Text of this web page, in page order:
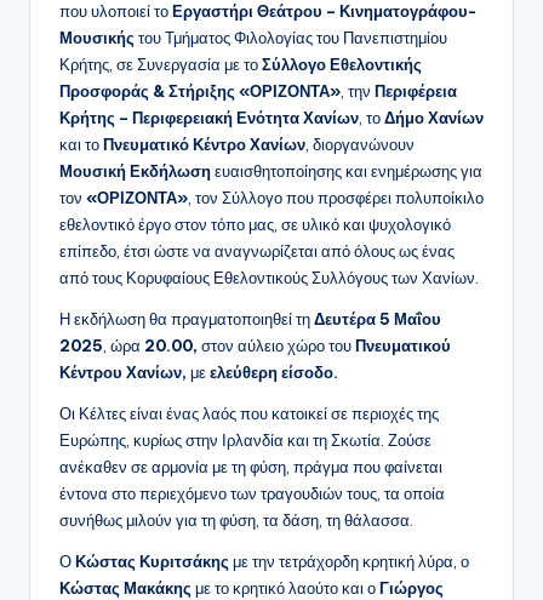
που υλοποιεί τοΕργαστήρι Θεάτρου – Κινηματογράφου-
Μουσικής του Τμήματος Φιλολογίας του Πανεπιστημίου
Κρήτης, σε Συνεργασία με τοΣύλλογο Εθελοντικής
Προσφοράς & Στήριξης «ΟΡΙΖΟΝΤΑ» , την Περιφέρεια
Κρήτης – Περιφερειακή Ενότητα Χανίων , τοΔήμο Χανίων
και τοΠνευματικό Κέντρο Χανίων , διοργανώνουν
Μουσική Εκδήλωσηευαισθητοποίησης και ενημέρωσης για
τον «ΟΡΙΖΟΝΤΑ» , τον Σύλλογο που προσφέρει πολυποίκιλο
εθελοντικό έργο στον τόπο μας, σε υλικό και ψυχολογικό
επίπεδο, έτσι ώστε να αναγνωρίζεται από όλους ως ένας
από τους Κορυφαίους Εθελοντικούς Συλλόγους των Χανίων.
Η εκδήλωση θα πραγματοποιηθεί τηΔευτέρα 5 Μαΐου
2025 , ώρα 20.00, στον αύλειο χώρο τουΠνευματικού
Κέντρου Χανίων, μεελεύθερη είσοδο.
Οι Κέλτες είναι ένας λαός που κατοικεί σε περιοχές της
Ευρώπης, κυρίως στην Ιρλανδία και τη Σκωτία. Ζούσε
ανέκαθεν σε αρμονία με τη φύση, πράγμα που φαίνεται
έντονα στο περιεχόμενο των τραγουδιών τους, τα οποία
συνήθως μιλούν για τη φύση, τα δάση, τη θάλασσα.
ΟΚώστας Κυριτσάκης με την τετράχορδη κρητική λύρα, ο
Κώστας Μακάκης με το κρητικό λαούτο και οΓιώργος